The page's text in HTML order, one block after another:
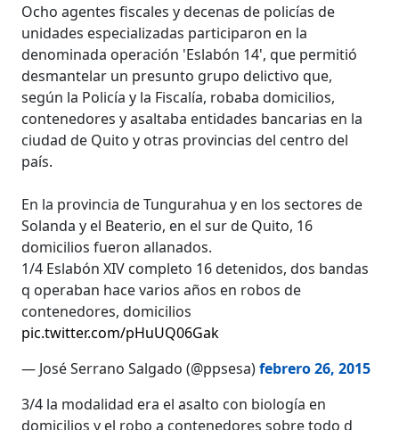
Ocho agentes fiscales y decenas de policías de
unidades especializadas participaron en la
denominada operación 'Eslabón 14', que permitió
desmantelar un presunto grupo delictivo que,
según la Policía y la Fiscalía, robaba domicilios,
contenedores y asaltaba entidades bancarias en la
ciudad de Quito y otras provincias del centro del
país.
En la provincia de Tungurahua y en los sectores de
Solanda y el Beaterio, en el sur de Quito, 16
domicilios fueron allanados.
1/4 Eslabón XIV completo 16 detenidos, dos bandas
q operaban hace varios años en robos de
contenedores, domicilios
pic.twitter.com/pHuUQ06Gak
— José Serrano Salgado (@ppsesa)febrero 26, 2015
3/4 la modalidad era el asalto con biología en
domicilios y el robo a contenedores sobre todo d